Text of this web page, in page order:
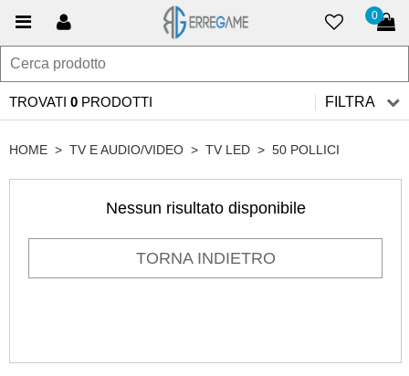
0
TROVATI 0 PRODOTTI FILTRA
HOME > TV E AUDIO/VIDEO > TV LED > 50 POLLICI
Nessun risultato disponibile
TORNA INDIETRO